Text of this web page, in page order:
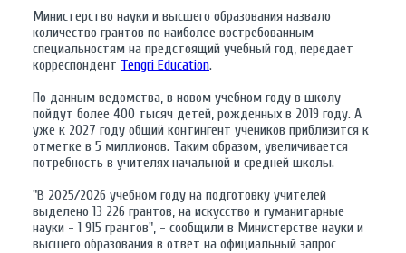
Министерство науки и высшего образования назвало
количество грантов по наиболее востребованным
специальностям на предстоящий учебный год, передает
корреспондент Tengri Education.
По данным ведомства, в новом учебном году в школу
пойдут более 400 тысяч детей, рожденных в 2019 году. А
уже к 2027 году общий контингент учеников приблизится к
отметке в 5 миллионов. Таким образом, увеличивается
потребность в учителях начальной и средней школы.
"В 2025/2026 учебном году на подготовку учителей
выделено 13 226 грантов, на искусство и гуманитарные
науки - 1 915 грантов", - сообщили в Министерстве науки и
высшего образования в ответ на официальный запрос